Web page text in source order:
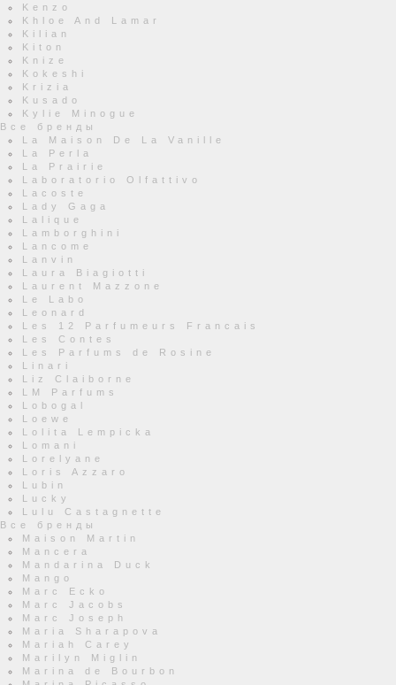
Kenzo
Khloe And Lamar
Kilian
Kiton
Knize
Kokeshi
Krizia
Kusado
Kylie Minogue
Все бренды
La Maison De La Vanille
La Perla
La Prairie
Laboratorio Olfattivo
Lacoste
Lady Gaga
Lalique
Lamborghini
Lancome
Lanvin
Laura Biagiotti
Laurent Mazzone
Le Labo
Leonard
Les 12 Parfumeurs Francais
Les Contes
Les Parfums de Rosine
Linari
Liz Claiborne
LM Parfums
Lobogal
Loewe
Lolita Lempicka
Lomani
Lorelyane
Loris Azzaro
Lubin
Lucky
Lulu Castagnette
Все бренды
Maison Martin
Mancera
Mandarina Duck
Mango
Marc Ecko
Marc Jacobs
Marc Joseph
Maria Sharapova
Mariah Carey
Marilyn Miglin
Marina de Bourbon